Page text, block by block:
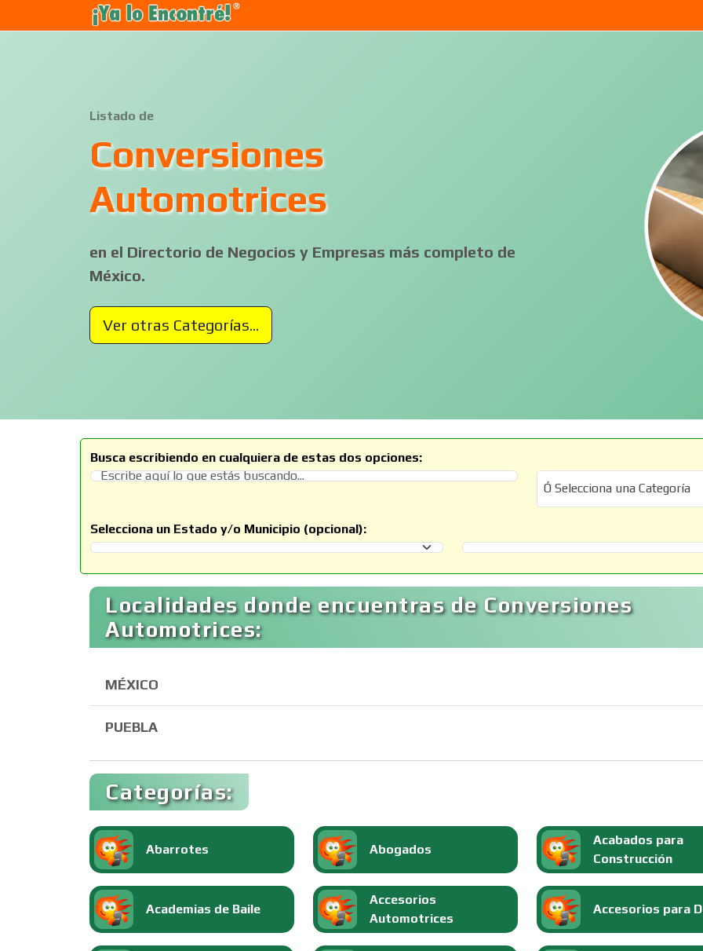
Listado de
Conversiones
Automotrices
en el Directorio de Negocios y Empresas más completo de
México.
Ver otras Categorías...
Busca escribiendo en cualquiera de estas dos opciones:
Ó Selecciona una Categoría
Ó Selecciona una Categoría
Selecciona un Estado y/o Municipio (opcional):
Selecciona un Estado
Selecciona un Municipio
Localidades donde encuentras de Conversiones
Automotrices:
MÉXICO
PUEBLA
Categorías:
Abarrotes Abogados
Acabados para
Construcción
Academias de Baile
Accesorios
Automotrices
Accesorios para